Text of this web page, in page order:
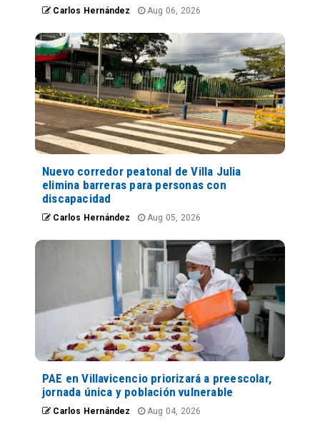
Carlos Hernández Aug 06, 2026
Nuevo corredor peatonal de Villa Julia
elimina barreras para personas con
discapacidad
Carlos Hernández Aug 05, 2026
PAE en Villavicencio priorizará a preescolar,
jornada única y población vulnerable
Carlos Hernández Aug 04, 2026